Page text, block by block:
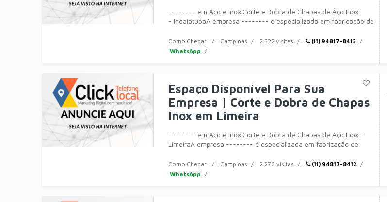
-------- em Aço e Inox.Corte e Dobra de Chapas de Aço Inox
- IndaiatubaA empresa -------- é especializada em fabricação de
Como Chegar Campinas 2.322 visitas
(11) 94817-8412
WhatsApp
Espaço Disponível Para Sua
Empresa | Corte e Dobra de Chapas
Inox em Limeira
-------- em Aço e Inox.Corte e Dobra de Chapas de Aço Inox -
LimeiraA empresa -------- é especializada em fabricação de
Como Chegar Campinas 2.270 visitas
(11) 94817-8412
WhatsApp